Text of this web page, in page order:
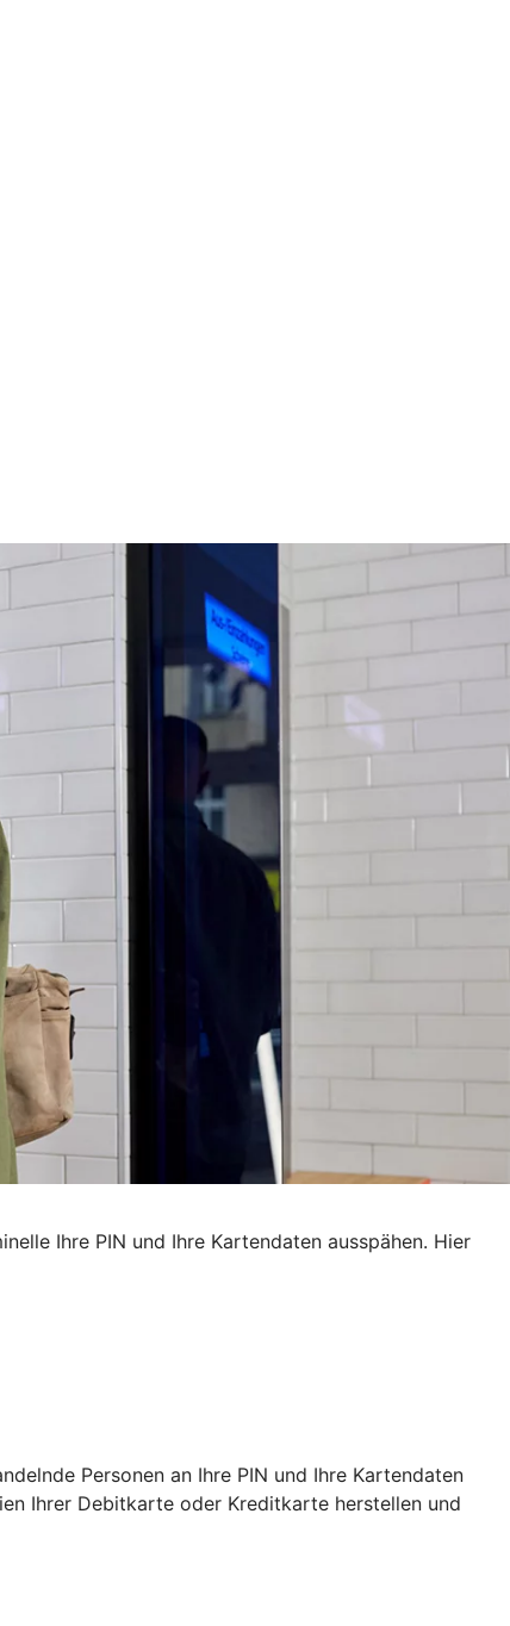
Ihre PIN und Ihre Kartendaten ausspähen. Hier
Personen an Ihre PIN und Ihre Kartendaten
Ihrer Debitkarte oder Kreditkarte herstellen und